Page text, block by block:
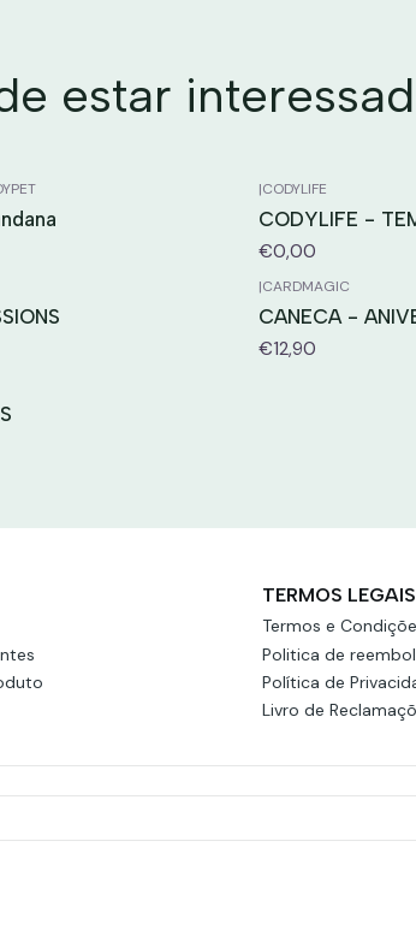
estar
|CODYLIFE
CODYLIFE -
€0,00
|CARDMAGIC
CANECA -
€12,90
TERMOS LEGAIS
Termos e
Politica de
Política de
Livro de